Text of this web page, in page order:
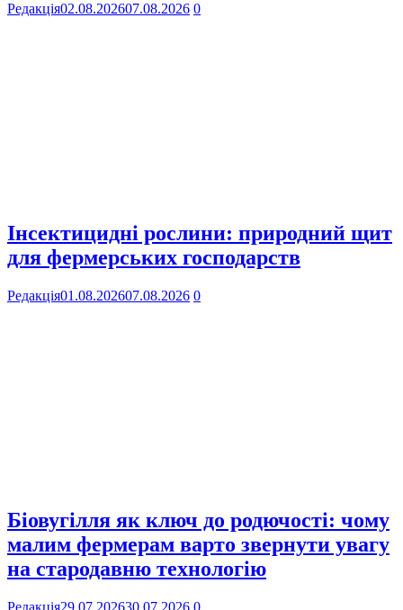
Редакція02.08.202607.08.2026 0
Інсектицидні рослини: природний щит
для фермерських господарств
Редакція01.08.202607.08.2026 0
Біовугілля як ключ до родючості: чому
малим фермерам варто звернути увагу
на стародавню технологію
Редакція29.07.202630.07.2026 0